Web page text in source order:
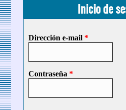
Inicio de
Dirección e-mail *
Contraseña *